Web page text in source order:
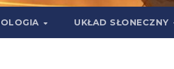
UKŁAD SŁONECZNY